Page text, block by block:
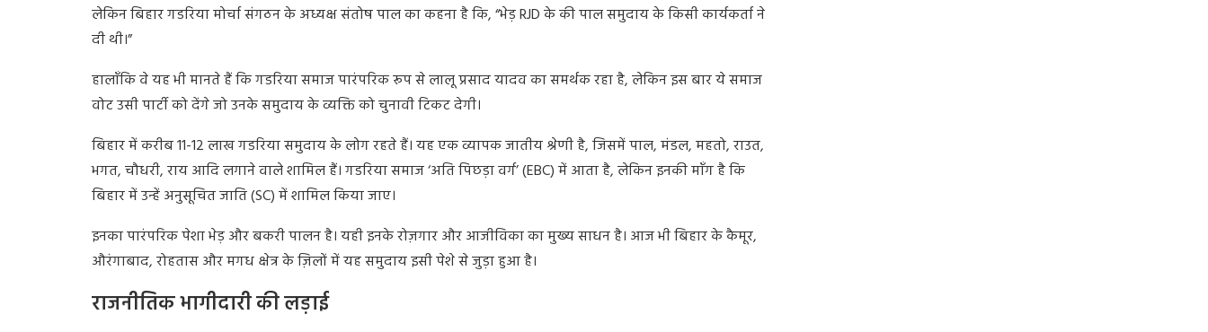
लेकिन बिहार गडरिया मोर्चा संगठन के अध्यक्ष संतोष पाल का कहना है कि, “भेड़ RJD के की पाल समुदाय के किसी कार्यकर्ता ने
दी थी।”
हालाँकि वे यह भी मानते हैं कि गडरिया समाज पारंपरिक रूप से लालू प्रसाद यादव का समर्थक रहा है, लेकिन इस बार ये समाज
वोट उसी पार्टी को देंगे जो उनके समुदाय के व्यक्ति को चुनावी टिकट देगी।
बिहार में करीब 11-12 लाख गडरिया समुदाय के लोग रहते हैं। यह एक व्यापक जातीय श्रेणी है, जिसमें पाल, मंडल, महतो, राउत,
भगत, चौधरी, राय आदि लगाने वाले शामिल हैं। गडरिया समाज ‘अति पिछड़ा वर्ग’ (EBC) में आता है, लेकिन इनकी माँग है कि
बिहार में उन्हें अनुसूचित जाति (SC) में शामिल किया जाए।
इनका पारंपरिक पेशा भेड़ और बकरी पालन है। यही इनके रोज़गार और आजीविका का मुख्य साधन है। आज भी बिहार के कैमूर,
औरंगाबाद, रोहतास और मगध क्षेत्र के ज़िलों में यह समुदाय इसी पेशे से जुड़ा हुआ है।
राजनीतिक भागीदारी की लड़ाई